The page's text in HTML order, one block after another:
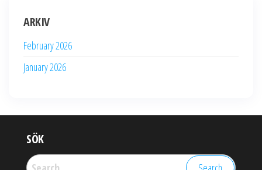
ARKIV
February 2026
January 2026
SÖK
Search